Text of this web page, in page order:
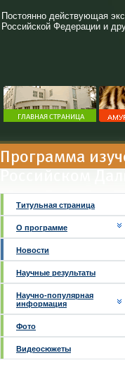
Постоянно действующая
Российской Федерации и
Программа
Титульная страница
О программе
Новости
Научные результаты
Научно-популярная
информация
Фото
Видеосюжеты